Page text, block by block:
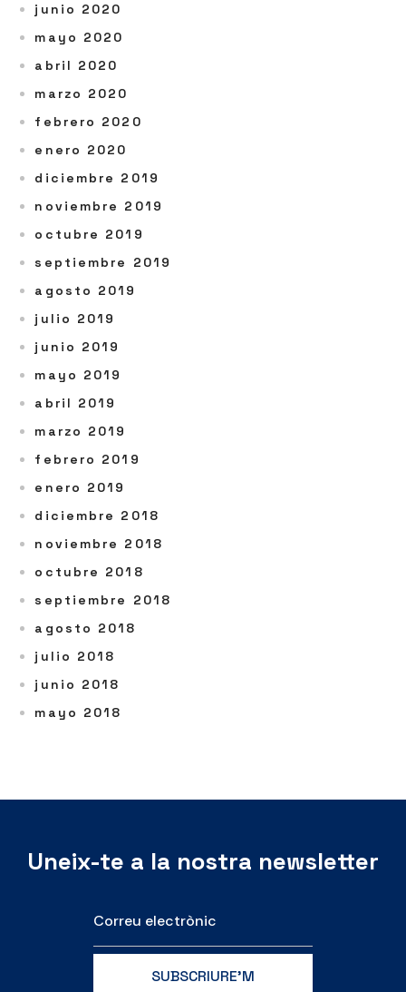
junio 2020
mayo 2020
abril 2020
marzo 2020
febrero 2020
enero 2020
diciembre 2019
noviembre 2019
octubre 2019
septiembre 2019
agosto 2019
julio 2019
junio 2019
mayo 2019
abril 2019
marzo 2019
febrero 2019
enero 2019
diciembre 2018
noviembre 2018
octubre 2018
septiembre 2018
agosto 2018
julio 2018
junio 2018
mayo 2018
Uneix-te a la nostra newsletter